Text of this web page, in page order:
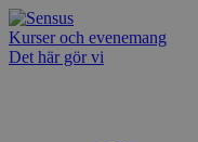
Kurser och evenemang
Det här gör vi